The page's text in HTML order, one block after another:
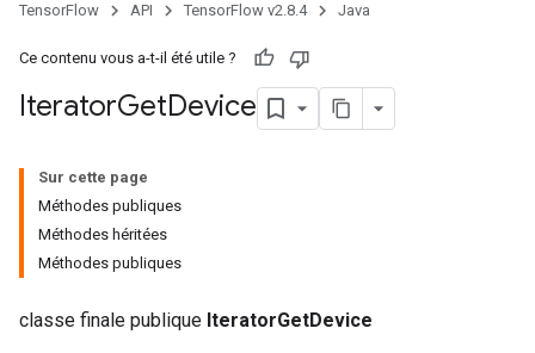
TensorFlow API TensorFlow v2.8.4 Java
Ce contenu vous a-t-il été utile ?
IteratorGetDevice
Sur cette page
Méthodes publiques
Méthodes héritées
Méthodes publiques
classe finale publique IteratorGetDevice